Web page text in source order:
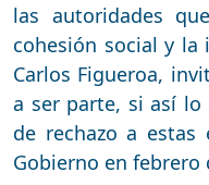
las autoridades
cohesión social y la
Carlos Figueroa,
a ser parte, si así lo
de rechazo a estas
Gobierno en febrero